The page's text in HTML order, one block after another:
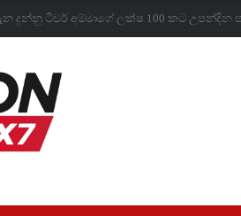
ජීවිත තුනක්! එංගලන්ත ජාතිකයින්ගේ පණ